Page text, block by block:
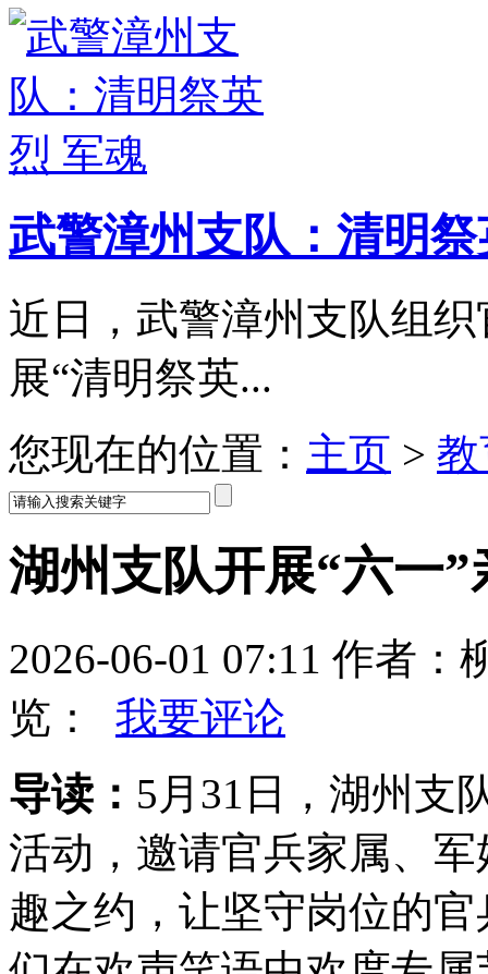
武警漳州支队：清明
近日，武警漳州支队组
展“清明祭英...
您现在的位置： 主页 >
湖州支队开展“六一
2026-06-01 07:11 作者
览：
我要评论
导读： 5月31日，湖州支
活动，邀请官兵家属、
趣之约，让坚守岗位的